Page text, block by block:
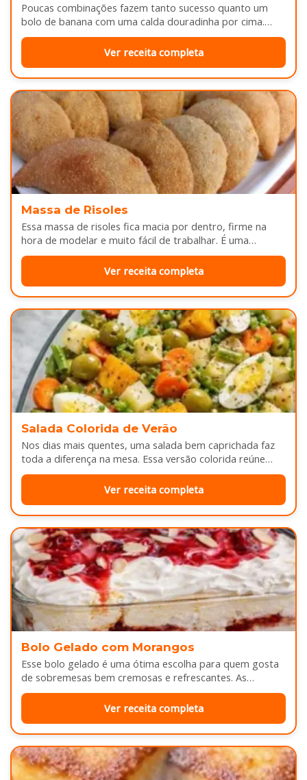
Poucas combinações fazem tanto sucesso quanto um
bolo de banana com uma calda douradinha por cima.
Enquanto assa, aquele cheirinho…
Ver receita completa
Massa de Risoles
Essa massa de risoles fica macia por dentro, firme na
hora de modelar e muito fácil de trabalhar. É uma…
Ver receita completa
Salada Colorida de Verão
Nos dias mais quentes, uma salada bem caprichada faz
toda a diferença na mesa. Essa versão colorida reúne
legumes cozidos…
Ver receita completa
Bolo Gelado com Morangos
Esse bolo gelado é uma ótima escolha para quem gosta
de sobremesas bem cremosas e refrescantes. As
camadas de massa…
Ver receita completa